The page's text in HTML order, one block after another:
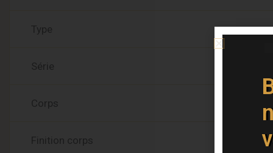
Type
Série
Corps
Finition corps